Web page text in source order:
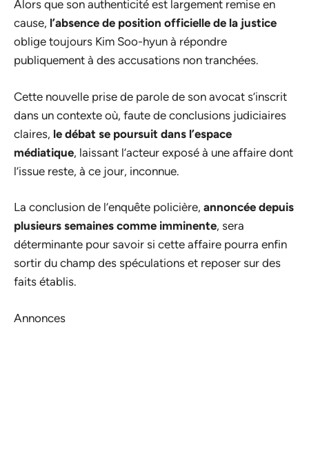
Alors que son authenticité est largement remise en
cause, l’absence de position officielle de la justice
oblige toujours Kim Soo-hyun à répondre
publiquement à des accusations non tranchées.
Cette nouvelle prise de parole de son avocat s’inscrit
dans un contexte où, faute de conclusions judiciaires
claires, le débat se poursuit dans l’espace
médiatique, laissant l’acteur exposé à une affaire dont
l’issue reste, à ce jour, inconnue.
La conclusion de l’enquête policière, annoncée depuis
plusieurs semaines comme imminente, sera
déterminante pour savoir si cette affaire pourra enfin
sortir du champ des spéculations et reposer sur des
faits établis.
Annonces